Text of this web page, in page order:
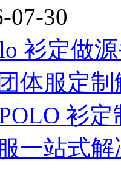
07-30
衫定做
体服定
衫
一站式